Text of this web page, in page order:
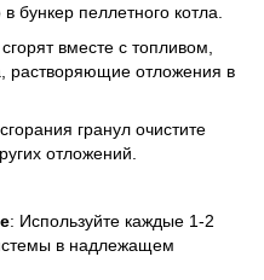
бункер пеллетного котла.
вместе с топливом,
растворяющие отложения в
гранул очистите
отложений.
: Используйте каждые 1-2
в надлежащем